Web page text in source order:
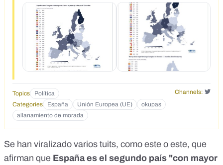
Topics Política
Channels:
Categories
España Unión Europea (UE)
okupas
allanamiento de morada
Se han viralizado varios tuits, como este o este, que
afirman que España es el segundo país "con mayor